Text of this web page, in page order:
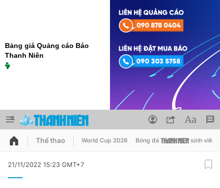
Bảng giá Quảng cáo Báo
Thanh Niên
QUẢNG CÁO ĐẶT BÁO
Thể thao World Cup 2026 Bóng đá sinh viên
21/11/2022 15:23 GMT+7